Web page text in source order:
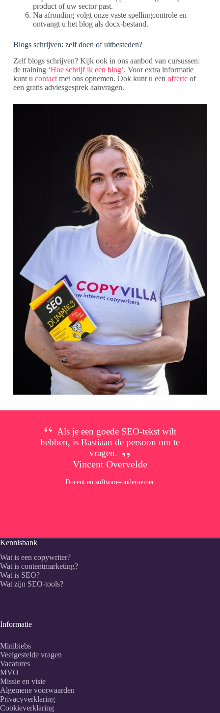
product of uw sector past.
Na afronding volgt onze vaste spellingcontrole en
ontvangt u het blog als docx-bestand.
Blogs schrijven: zelf doen of uitbesteden?
Zelf blogs schrijven? Kijk ook in ons aanbod van cursussen:
de training ‘Hoe schrijf ik een blog’. Voor extra informatie
kunt u contactmet ons opnemen. Ook kunt u een offerteof
een gratis adviesgesprek aanvragen.
Als je een goede SEO-tekst wilt
hebben, is Bastiaan de persoon om te
vragen.
Vincent Overvelde
Docent en software-ondernemer
Kennisbank
Wat is een copywriter?
Wat is contentmarketing?
Wat is SEO?
Wat zijn SEO-tools?
Informatie
Minibiebs
Veelgestelde vragen
Vacatures
MVO
Missie en visie
Algemene voorwaarden
Privacyverklaring
Cookieverklaring